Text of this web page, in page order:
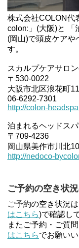
株式会社COLON代
colon:」(大阪)と 「
(岡山)で頭皮ケアや
す。
スカルプケアサロ
〒530-0022
大阪市北区浪花町
06-6292-7301
http://colon-
泊まれるヘッドス
〒709-4236
岡山県美作市川北
http://nedoco-
ご予約の空き状
ご予約の空き状況
はこちら)で確認し
またご予約・ご質
はこちらでお願いい